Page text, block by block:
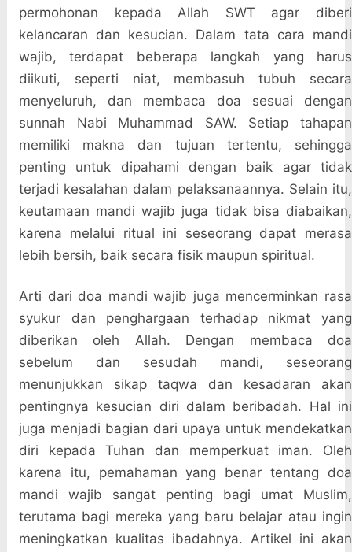
permohonan kepada Allah SWT agar diberi
kelancaran dan kesucian. Dalam tata cara mandi
wajib, terdapat beberapa langkah yang harus
diikuti, seperti niat, membasuh tubuh secara
menyeluruh, dan membaca doa sesuai dengan
sunnah Nabi Muhammad SAW. Setiap tahapan
memiliki makna dan tujuan tertentu, sehingga
penting untuk dipahami dengan baik agar tidak
terjadi kesalahan dalam pelaksanaannya. Selain itu,
keutamaan mandi wajib juga tidak bisa diabaikan,
karena melalui ritual ini seseorang dapat merasa
lebih bersih, baik secara fisik maupun spiritual.
Arti dari doa mandi wajib juga mencerminkan rasa
syukur dan penghargaan terhadap nikmat yang
diberikan oleh Allah. Dengan membaca doa
sebelum dan sesudah mandi, seseorang
menunjukkan sikap taqwa dan kesadaran akan
pentingnya kesucian diri dalam beribadah. Hal ini
juga menjadi bagian dari upaya untuk mendekatkan
diri kepada Tuhan dan memperkuat iman. Oleh
karena itu, pemahaman yang benar tentang doa
mandi wajib sangat penting bagi umat Muslim,
terutama bagi mereka yang baru belajar atau ingin
meningkatkan kualitas ibadahnya. Artikel ini akan